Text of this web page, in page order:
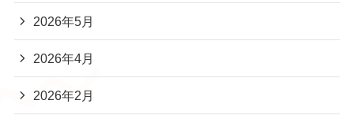
2026年5月
2026年4月
2026年2月